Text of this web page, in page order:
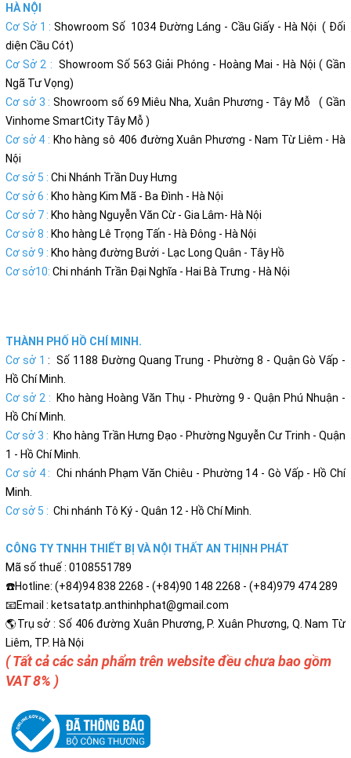
HÀ NỘI
Cơ Sở 1 : Showroom Số 1034 Đường Láng - Cầu Giấy - Hà Nội ( Đối
diện Cầu Cót)
Cơ Sở 2 : Showroom Số 563 Giải Phóng - Hoàng Mai - Hà Nội ( Gần
Ngã Tư Vọng)
Cơ sở 3 : Showroom số 69 Miêu Nha, Xuân Phương - Tây Mỗ ( Gần
Vinhome SmartCity Tây Mỗ )
Cơ sở 4 : Kho hàng sô 406 đường Xuân Phương - Nam Từ Liêm - Hà
Nội
Cơ sở 5 : Chi Nhánh Trần Duy Hưng
Cơ sở 6 : Kho hàng Kim Mã - Ba Đình - Hà Nội
Cơ sở 7 : Kho hàng Nguyễn Văn Cừ - Gia Lâm- Hà Nội
Cơ sở 8 : Kho hàng Lê Trọng Tấn - Hà Đông - Hà Nội
Cơ sở 9 : Kho hàng đường Bưởi - Lạc Long Quân - Tây Hồ
Cơ sở10: Chi nhánh Trần Đại Nghĩa - Hai Bà Trưng - Hà Nội
THÀNH PHỐ HỒ CHÍ MINH.
Cơ sở 1: Số 1188 Đường Quang Trung - Phường 8 - Quận Gò Vấp -
Hồ Chí Minh.
Cơ sở 2 : Kho hàng Hoàng Văn Thụ - Phường 9 - Quận Phú Nhuận -
Hồ Chí Minh.
Cơ sở 3 : Kho hàng Trần Hưng Đạo - Phường Nguyễn Cư Trinh - Quận
1 - Hồ Chí Minh.
Cơ sở 4 : Chi nhánh Phạm Văn Chiêu - Phường 14 - Gò Vấp - Hồ Chí
Minh.
Cơ sở 5 : Chi nhánh Tô Ký - Quân 12 - Hồ Chí Minh.
CÔNG TY TNHH THIẾT BỊ VÀ NỘI THẤT AN THỊNH PHÁT
Mã số thuế : 0108551789
☎️Hotline: (+84)94 838 2268 - (+84)90 148 2268 - (+84)979 474 289
📧Email : ketsatatp.anthinhphat@gmail.com
🌎Trụ sở : Số 406 đường Xuân Phương, P. Xuân Phương, Q. Nam Từ
Liêm, TP. Hà Nội
( Tất cả các sản phẩm trên website đều chưa bao gồm
VAT 8% )